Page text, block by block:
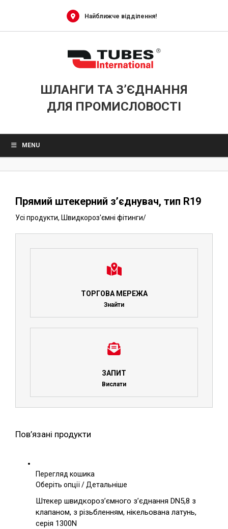
Найближче відділення!
ШЛАНГИ ТА З’ЄДНАННЯ
ДЛЯ ПРОМИСЛОВОСТІ
MENU
Прямий штекерний з’єднувач, тип R19
Усі продукти, Швидкороз'ємні фітинги/
ТОРГОВА МЕРЕЖА
Знайти
ЗАПИТ
Вислати
Пов’язані продукти
Перегляд кошика
Оберіть опціїЦей
має
кілька
/Детальніше
Штекер швидкороз’ємного з’єднання DN5,8 з
клапаном, з різьбленням, нікельована латунь,
серія 1300N